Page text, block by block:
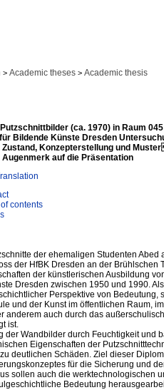
> Academic theses > Academic thesis
(ca. 1970) in Raum
Bildende Künste Dresden
Zustand, Konzepterstellung und
auf die Präsentation
contents
der ehemaligen Studenten Abed
der HfBK Dresden an der Brühlschen
der künstlerischen Ausbildung
Dresden zwischen 1950 und 1990.
Perspektive von Bedeutung,
und der Kunst im öffentlichen Raum,
anderem auch durch das
ist.
der Wandbilder durch Feuchtigkeit und
Eigenschaften der
deutlichen Schäden. Ziel dieser
für die Sicherung und
sollen auch die werktechnologischen
Bedeutung